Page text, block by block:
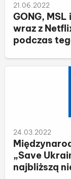
21.06.2022
GONG,
wraz z
podczas
24.03.2022
„Save
najbliższą